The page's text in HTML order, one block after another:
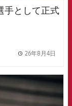
手として正式
26年8月4日
badge